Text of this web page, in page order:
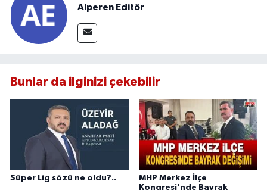
Alperen Editör
Bunlar da ilginizi çekebilir
Süper Lig sözü ne oldu?..
MHP Merkez İlçe
Kongresi'nde Bayrak